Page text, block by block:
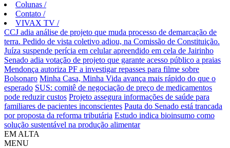
Colunas /
Contato /
VIVAX TV /
CCJ adia análise de projeto que muda processo de demarcação de
terra. Pedido de vista coletivo adiou, na Comissão de Constituição.
Juíza suspende perícia em celular apreendido em cela de Jairinho
Senado adia votação de projeto que garante acesso público a praias
Mendonça autoriza PF a investigar repasses para filme sobre
Bolsonaro Minha Casa, Minha Vida avança mais rápido do que o
esperado SUS: comitê de negociação de preço de medicamentos
pode reduzir custos Projeto assegura informações de saúde para
familiares de pacientes inconscientes Pauta do Senado está trancada
por proposta da reforma tributária Estudo indica bioinsumo como
solução sustentável na produção alimentar
EM ALTA
MENU